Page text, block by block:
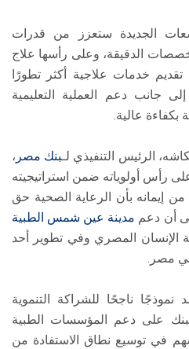
الجديدة ستعزز من قدرات
الدقيقة، وعلى رأسها علاج
تقديم خدمات علاجية أكثر تطورًا
جانب دعم العملية التعليمية
بكفاءة عالية.
الرئيس التنفيذي لـبنك مصر ،
رأس أولوياته ضمن استراتيجيته
من إيمانه بأن الرعاية الصحية حق
أن دعم مدينة عين شمس الطبية
الإنسان المصري وفي تطوير أحد
في مصر.
ناجحًا للشراكة التنموية
على دعم المؤسسات الطبية
في توسيع نطاق الاستفادة من